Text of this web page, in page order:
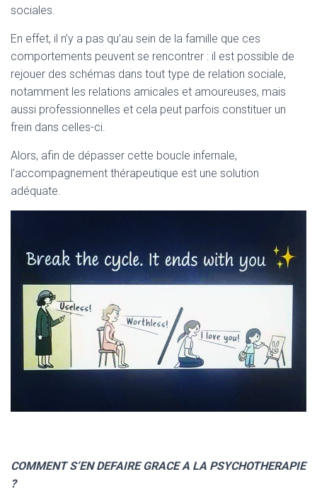
sociales.
En effet, il n’y a pas qu’au sein de la famille que ces
comportements peuvent se rencontrer : il est possible de
rejouer des schémas dans tout type de relation sociale,
notamment les relations amicales et amoureuses, mais
aussi professionnelles et cela peut parfois constituer un
frein dans celles-ci.
Alors, afin de dépasser cette boucle infernale,
l’accompagnement thérapeutique est une solution
adéquate.
COMMENT S’EN DEFAIRE GRACE A LA PSYCHOTHERAPIE
?